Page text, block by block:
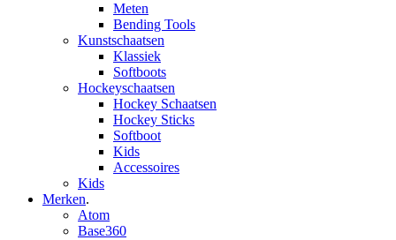
Meten
Bending Tools
Kunstschaatsen
Klassiek
Softboots
Hockeyschaatsen
Hockey Schaatsen
Hockey Sticks
Softboot
Kids
Accessoires
Kids
Merken.
Atom
Base360